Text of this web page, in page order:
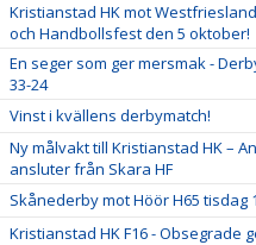
Kristianstad HK mot
och Handbollsfest den 5 oktober!
En seger som ger mersmak -
33-24
Vinst i kvällens derbymatch!
Ny målvakt till Kristianstad HK –
ansluter från Skara HF
Skånederby mot Höör H65 tisdag
Kristianstad HK F16 - Obsegrade